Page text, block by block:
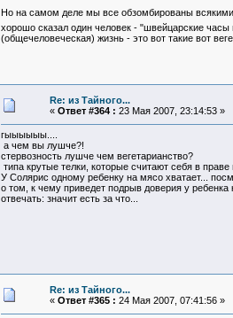
Но на самом деле мы все обзомбированы
хорошо сказал один человек - "швейцарские
(общечеловеческая) жизнь - это вот такие вот
Re: из Тайного...
« Ответ #364 : 23 Мая 2007, 23:14:53 »
гыыыыыы....
а чем вы лушче?!
стервозность лушче чем вегетарианство?
типа крутые телки, которые считают себя в
У Солярис одному ребенку на мясо хватает...
о том, к чему приведет подрыв доверия у
отвечать: значит есть за что...
Re: из Тайного...
« Ответ #365 : 24 Мая 2007, 07:41:56 »